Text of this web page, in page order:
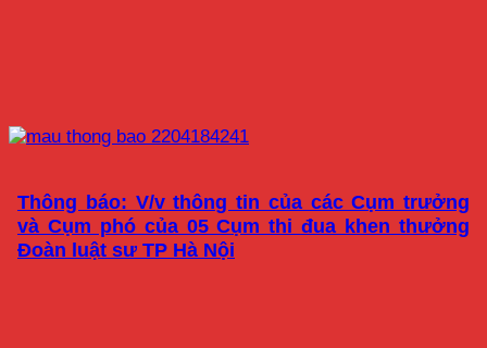
Thông báo: V/v thông tin của các Cụm trưởng
và Cụm phó của 05 Cụm thi đua khen thưởng
Đoàn luật sư TP Hà Nội